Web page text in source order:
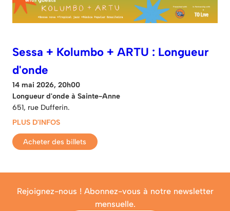
Sessa + Kolumbo + ARTU : Longueur
d'onde
14 mai 2026, 20h00
Longueur d'onde à Sainte-Anne
651, rue Dufferin.
PLUS D'INFOS
Acheter des billets
Rejoignez-nous ! Abonnez-vous à notre newsletter
mensuelle.